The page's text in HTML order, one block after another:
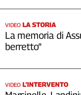
VIDEO LA STORIA
La memoria di
berretto”
VIDEO L’INTERVENTO